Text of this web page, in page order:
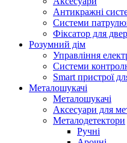
Антикражні
Системи
Фіксатор для
Розумний дім
Управління
Системи
Smart пристрої
Металошукачі
Металошукачі
Аксесуари для
Металодетектори
Ручні